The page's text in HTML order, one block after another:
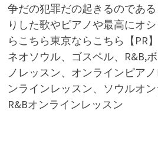
争だの犯罪だの起きるのであ
りした歌やピアノや最高にオ
らこちら東京ならこちら【PR
ネオソウル、ゴスペル、R&B,
ノレッスン、オンラインピア
ンラインレッスン、ソウルオン
R&Bオンラインレッスン